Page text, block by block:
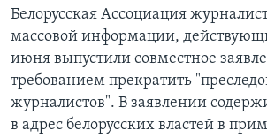
Белорусская Ассоциация
массовой информации,
июня выпустили совместное
требованием прекратить
журналистов". В заявлении
в адрес белорусских властей в